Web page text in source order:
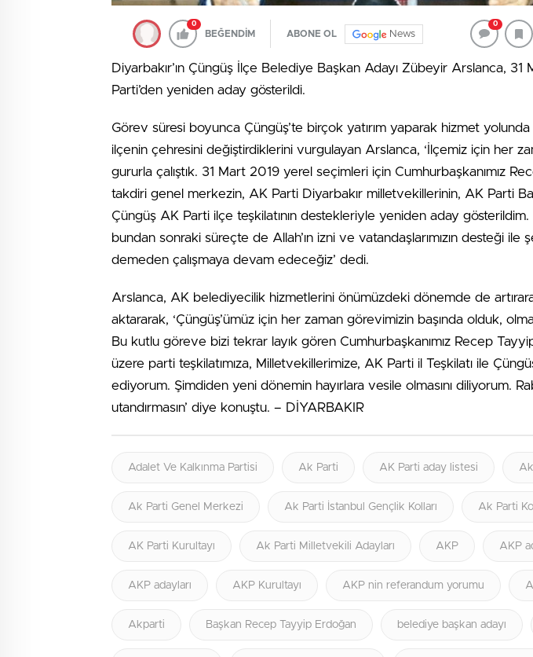
0
BEĞENDİM ABONE OL News
0
Diyarbakır’ın Çüngüş İlçe Belediye Başkan Adayı Zübeyir Arslanca,
Parti’den yeniden aday gösterildi.
Görev süresi boyunca Çüngüş’te birçok yatırım yaparak hizmet
ilçenin çehresini değiştirdiklerini vurgulayan Arslanca, ‘İlçemiz için her
gururla çalıştık. 31 Mart 2019 yerel seçimleri için Cumhurbaşkanımız
takdiri genel merkezin, AK Parti Diyarbakır milletvekillerinin, AK Parti
Çüngüş AK Parti ilçe teşkilatının destekleriyle yeniden aday
bundan sonraki süreçte de Allah’ın izni ve vatandaşlarımızın desteği
demeden çalışmaya devam edeceğiz’ dedi.
Arslanca, AK belediyecilik hizmetlerini önümüzdeki dönemde de
aktararak, ‘Çüngüş’ümüz için her zaman görevimizin başında olduk,
Bu kutlu göreve bizi tekrar layık gören Cumhurbaşkanımız Recep
üzere parti teşkilatımıza, Milletvekillerimize, AK Parti il Teşkilatı ile
ediyorum. Şimdiden yeni dönemin hayırlara vesile olmasını diliyorum.
utandırmasın’ diye konuştu. – DİYARBAKIR
Adalet Ve Kalkınma Partisi Ak Parti AK Parti aday listesi
Ak Parti Genel Merkezi Ak Parti İstanbul Gençlik Kolları Ak Parti
AK Parti Kurultayı Ak Parti Milletvekili Adayları AKP AKP
AKP adayları AKP Kurultayı AKP nin referandum yorumu
Akparti Başkan Recep Tayyip Erdoğan belediye başkan adayı